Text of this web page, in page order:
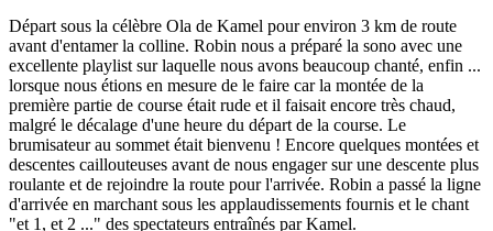
Départ sous la célèbre Ola de Kamel pour environ 3 km de route
avant d'entamer la colline. Robin nous a préparé la sono avec une
excellente playlist sur laquelle nous avons beaucoup chanté, enfin ...
lorsque nous étions en mesure de le faire car la montée de la
première partie de course était rude et il faisait encore très chaud,
malgré le décalage d'une heure du départ de la course. Le
brumisateur au sommet était bienvenu ! Encore quelques montées et
descentes caillouteuses avant de nous engager sur une descente plus
roulante et de rejoindre la route pour l'arrivée. Robin a passé la ligne
d'arrivée en marchant sous les applaudissements fournis et le chant
"et 1, et 2 ..." des spectateurs entraînés par Kamel.